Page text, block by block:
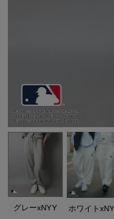
グレーxNYY ホワイト